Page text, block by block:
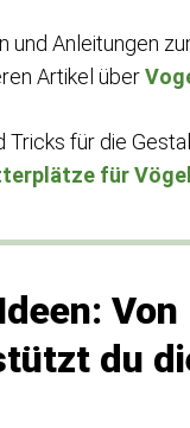
und Anleitungen
Artikel über
Tricks für die
für
du